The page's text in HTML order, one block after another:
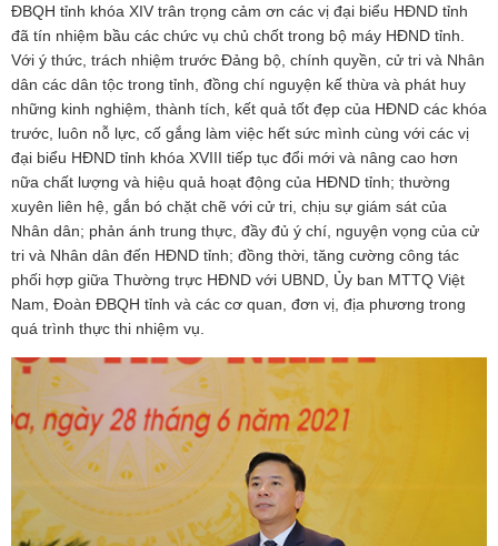
ĐBQH tỉnh khóa XIV trân trọng cảm ơn các vị đại biểu HĐND tỉnh
đã tín nhiệm bầu các chức vụ chủ chốt trong bộ máy HĐND tỉnh.
Với ý thức, trách nhiệm trước Đảng bộ, chính quyền, cử tri và Nhân
dân các dân tộc trong tỉnh, đồng chí nguyện kế thừa và phát huy
những kinh nghiệm, thành tích, kết quả tốt đẹp của HĐND các khóa
trước, luôn nỗ lực, cố gắng làm việc hết sức mình cùng với các vị
đại biểu HĐND tỉnh khóa XVIII tiếp tục đổi mới và nâng cao hơn
nữa chất lượng và hiệu quả hoạt động của HĐND tỉnh; thường
xuyên liên hệ, gắn bó chặt chẽ với cử tri, chịu sự giám sát của
Nhân dân; phản ánh trung thực, đầy đủ ý chí, nguyện vọng của cử
tri và Nhân dân đến HĐND tỉnh; đồng thời, tăng cường công tác
phối hợp giữa Thường trực HĐND với UBND, Ủy ban MTTQ Việt
Nam, Đoàn ĐBQH tỉnh và các cơ quan, đơn vị, địa phương trong
quá trình thực thi nhiệm vụ.